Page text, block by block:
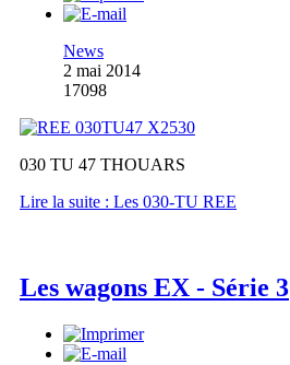
News
2 mai 2014
17098
030 TU 47 THOUARS
Lire la suite : Les 030-TU REE
Les wagons EX - Série 3